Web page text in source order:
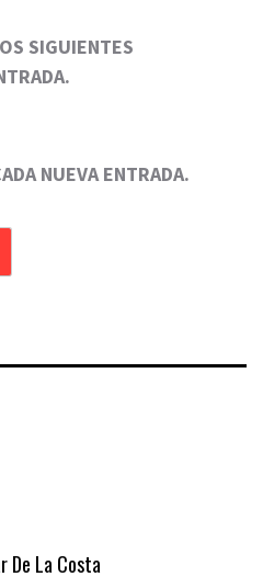
SIGUIENTES
NUEVA ENTRADA.
De La Costa